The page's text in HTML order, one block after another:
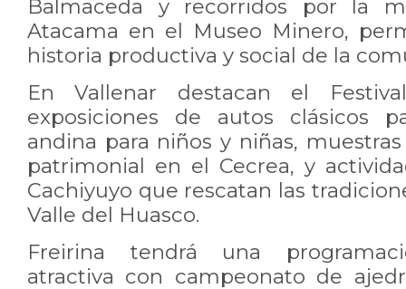
Balmaceda y recorridos por la
Atacama en el Museo Minero,
historia productiva y social de la
En Vallenar destacan el
exposiciones de autos clásicos
andina para niños y niñas,
patrimonial en el Cecrea, y
Cachiyuyo que rescatan las
Valle del Huasco.
Freirina tendrá una
atractiva con campeonato de